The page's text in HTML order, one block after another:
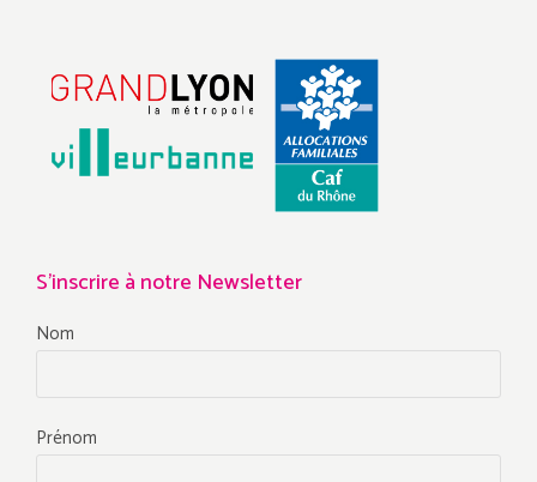
S'inscrire à notre Newsletter
Nom
Prénom